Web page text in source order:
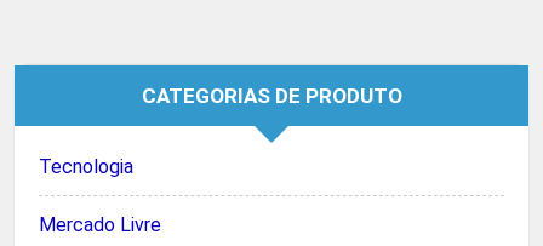
CATEGORIAS DE PRODUTO
Tecnologia
Mercado Livre